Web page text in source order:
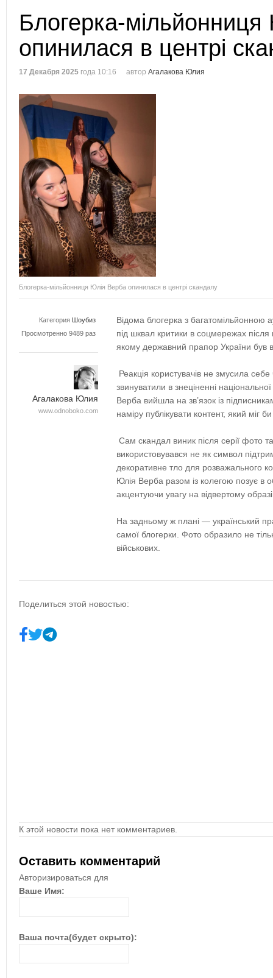
Блогерка-
опинилася в центрі
17 Декабря 2025 года 10:16 автор Агалакова Юлия
Блогерка-мільйонниця Юлія Верба опинилася в центрі скандалу
Категория Шоубиз
Просмотренно 9489 раз
Агалакова Юлия
www.odnoboko.com
Відома блогерка з багатомільйонною
під шквал критики в соцмережах після
якому державний прапор України був
Реакція користувачів не змусила
звинуватили в знеціненні
Верба вийшла на зв’язок із
наміру публікувати контент, який міг
Сам скандал виник після серії фото
використовувався не як символ
декоративне тло для розважального
Юлія Верба разом із колегою позує в
акцентуючи увагу на відвертому
На задньому ж плані — український
самої блогерки. Фото образило не
військових.
Поделиться этой новостью:
К этой новости пока нет комментариев.
Оставить комментарий
Авторизироваться для
Ваше Имя:
Ваша почта(будет скрыто):